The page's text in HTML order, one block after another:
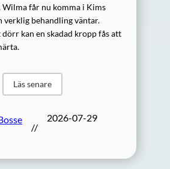
får nu komma i Kims
verklig behandling väntar.
dörr kan en skadad kropp fås att
Läs senare
//
2026-07-29